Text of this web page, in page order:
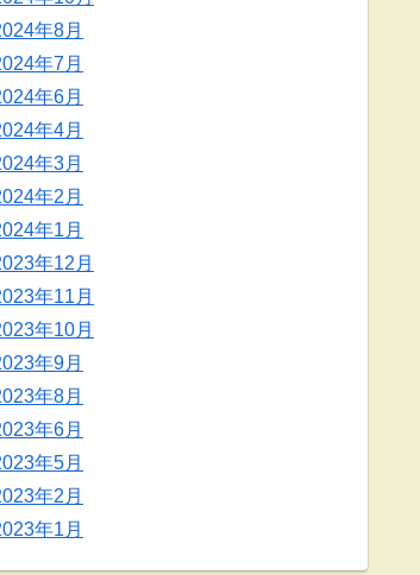
年8月
年7月
年6月
年4月
年3月
年2月
年1月
年12月
年11月
年10月
年9月
年8月
年6月
年5月
年2月
年1月